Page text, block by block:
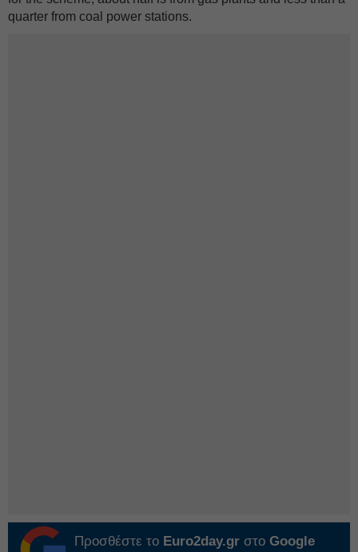
quarter from coal power stations.
Προσθέστε το Euro2day.gr στο Google